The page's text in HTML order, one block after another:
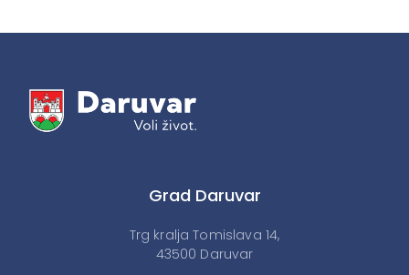
Grad Daruvar
Trg kralja Tomislava 14,
43500 Daruvar